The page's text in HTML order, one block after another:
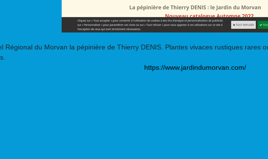
Régional du Morvan la pépinière de Thierry DENIS. Plantes vivaces rustiques rares
https://www.jardindumorvan.com/